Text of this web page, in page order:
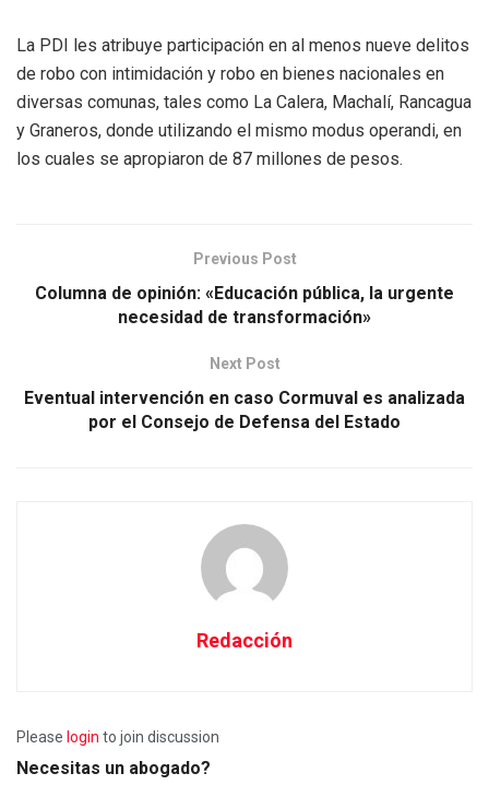
La PDI les atribuye participación en al menos nueve delitos
de robo con intimidación y robo en bienes nacionales en
diversas comunas, tales como La Calera, Machalí, Rancagua
y Graneros, donde utilizando el mismo modus operandi, en
los cuales se apropiaron de 87 millones de pesos.
Previous Post
Columna de opinión: «Educación pública, la urgente
necesidad de transformación»
Next Post
Eventual intervención en caso Cormuval es analizada
por el Consejo de Defensa del Estado
Redacción
Please login to join discussion
Necesitas un abogado?